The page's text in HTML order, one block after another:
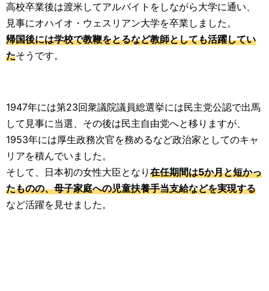
高校卒業後は渡米してアルバイトをしながら大学に通い、
見事にオハイオ・ウェスリアン大学を卒業しました。
帰国後には学校で教鞭をとるなど教師としても活躍してい
たそうです。
1947年には第23回衆議院議員総選挙には民主党公認で出馬
して見事に当選、その後は民主自由党へと移りますが、
1953年には厚生政務次官を務めるなど政治家としてのキャ
リアを積んでいました。
そして、日本初の女性大臣となり 在任期間は5か月と短かっ
たものの、母子家庭への児童扶養手当支給などを実現する
など活躍を見せました。